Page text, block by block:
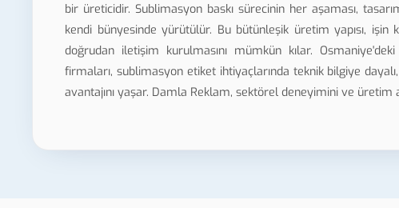
bir üreticidir. Sublimasyon baskı sürecinin her aşaması,
kendi bünyesinde yürütülür. Bu bütünleşik üretim yapısı,
doğrudan iletişim kurulmasını mümkün kılar.
firmaları, sublimasyon etiket ihtiyaçlarında teknik bilgiye
avantajını yaşar. Damla Reklam, sektörel deneyimini ve üretim